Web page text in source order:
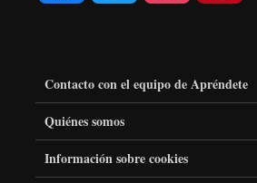
e
b t
Contacto con el equipo de Apréndete
Quiénes somos
Información sobre cookies